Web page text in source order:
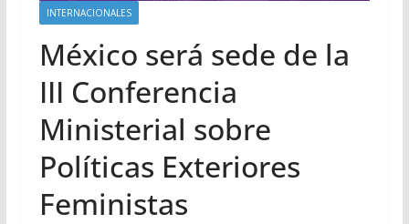
INTERNACIONALES
México será sede de la
III Conferencia
Ministerial sobre
Políticas Exteriores
Feministas